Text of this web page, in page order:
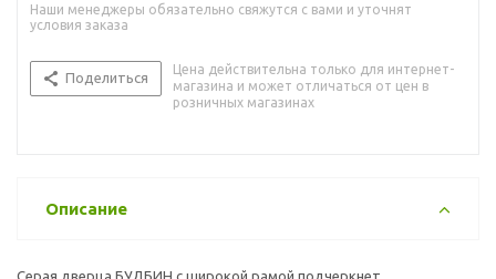
Наши менеджеры обязательно свяжутся с вами и уточнят
условия заказа
Поделиться
Цена действительна только для интернет-
магазина и может отличаться от цен в
розничных магазинах
Описание
Серая дверца БУДБИН с широкой рамой подчеркнет